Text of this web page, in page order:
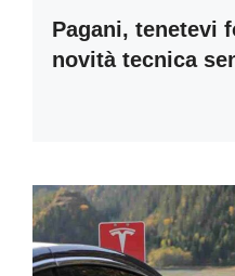
Pagani, tenetevi
novità tecnica